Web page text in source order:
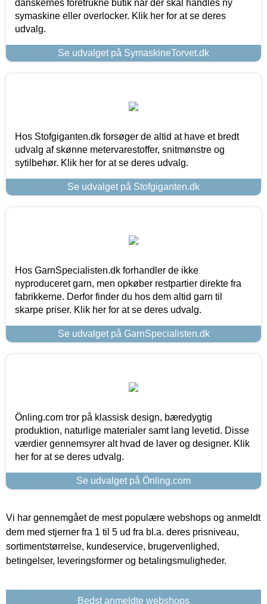
danskernes foretrukne butik når der skal handles ny
symaskine eller overlocker. Klik her for at se deres
udvalg.
Se udvalget på SymaskineTorvet.dk
Hos Stofgiganten.dk forsøger de altid at have et bredt
udvalg af skønne metervarestoffer, snitmønstre og
sytilbehør. Klik her for at se deres udvalg.
Se udvalget på Stofgiganten.dk
Hos GarnSpecialisten.dk forhandler de ikke
nyproduceret garn, men opkøber restpartier direkte fra
fabrikkerne. Derfor finder du hos dem altid garn til
skarpe priser. Klik her for at se deres udvalg.
Se udvalget på GarnSpecialisten.dk
Önling.com tror på klassisk design, bæredygtig
produktion, naturlige materialer samt lang levetid. Disse
værdier gennemsyrer alt hvad de laver og designer. Klik
her for at se deres udvalg.
Se udvalget på Önling.com
Vi har gennemgået de mest populære webshops og anmeldt
dem med stjerner fra 1 til 5 ud fra bl.a. deres prisniveau,
sortimentstørrelse, kundeservice, brugervenlighed,
betingelser, leveringsformer og betalingsmuligheder.
Bedst anmeldte webshops